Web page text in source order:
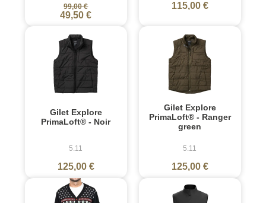
99,00 €
49,50 €
115,00 €
Gilet Explore
PrimaLoft® - Noir
5.11
125,00 €
Gilet Explore
PrimaLoft® - Ranger
green
5.11
125,00 €